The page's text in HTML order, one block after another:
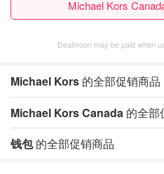
Michael Kors
Dealmoon may be paid when
Michael Kors 的全部促销商品
Michael Kors Canada 的全部
钱包的全部促销商品